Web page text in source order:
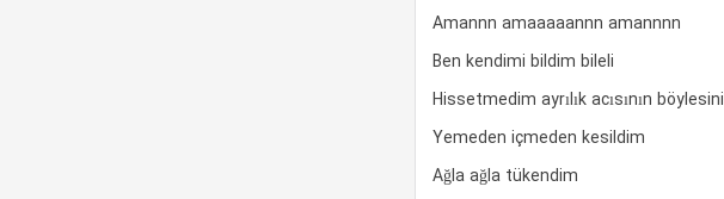
Amannn amaaaaannn amannnn
Ben kendimi bildim bileli
Hissetmedim ayrılık acısının böylesini
Yemeden içmeden kesildim
Ağla ağla tükendim